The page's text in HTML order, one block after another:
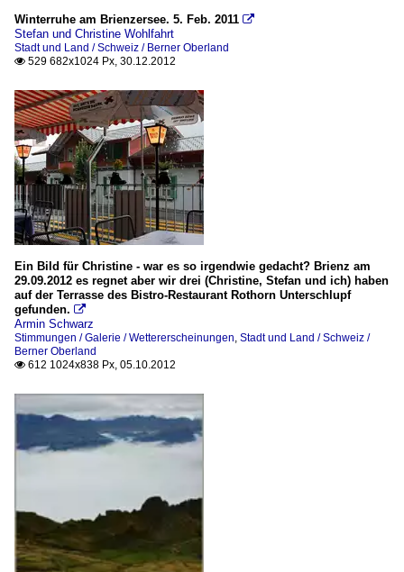
Winterruhe am Brienzersee. 5. Feb. 2011 
Stefan und Christine Wohlfahrt
Stadt und Land / Schweiz / Berner Oberland
 529 682x1024 Px, 30.12.2012
Ein Bild für Christine - war es so irgendwie gedacht? Brienz am
29.09.2012 es regnet aber wir drei (Christine, Stefan und ich) haben
auf der Terrasse des Bistro-Restaurant Rothorn Unterschlupf
gefunden. 
Armin Schwarz
Stimmungen / Galerie / Wettererscheinungen, Stadt und Land / Schweiz /
Berner Oberland
 612 1024x838 Px, 05.10.2012